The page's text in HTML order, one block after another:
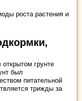
роста растения и
грунте
был
питательной
трижды за